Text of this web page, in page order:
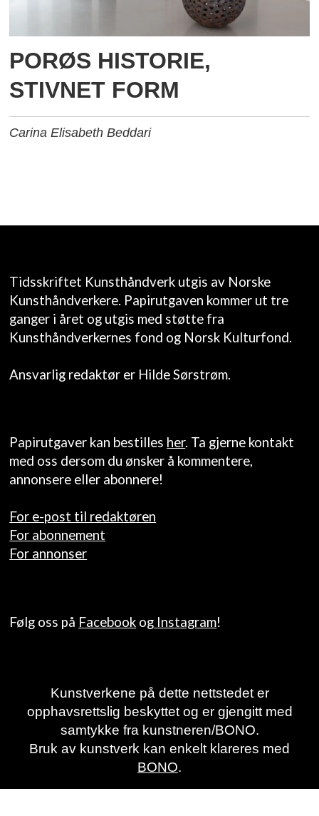
PORØS HISTORIE,
STIVNET FORM
Carina Elisabeth Beddari
Tidsskriftet Kunsthåndverk utgis av Norske
Kunsthåndverkere. Papirutgaven kommer ut tre
ganger i året og utgis med støtte fra
Kunsthåndverkernes fond og Norsk Kulturfond.
Ansvarlig redaktør er Hilde Sørstrøm.
Papirutgaver kan bestilles her. Ta gjerne kontakt
med oss dersom du ønsker å kommentere,
annonsere eller abonnere!
For e-post til redaktøren
For abonnement
For annonser
Følg oss på Facebook og Instagram!
Kunstverkene på dette nettstedet er
opphavsrettslig beskyttet og er gjengitt med
samtykke fra kunstneren/BONO.
Bruk av kunstverk kan enkelt klareres med
BONO.